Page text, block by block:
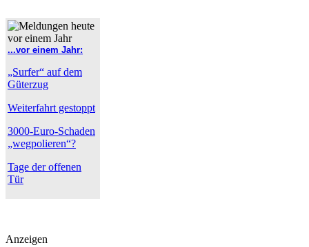
...vor einem Jahr:
„Surfer“ auf dem
Güterzug
Weiterfahrt gestoppt
3000-Euro-Schaden
„wegpolieren“?
Tage der offenen
Tür
Anzeigen